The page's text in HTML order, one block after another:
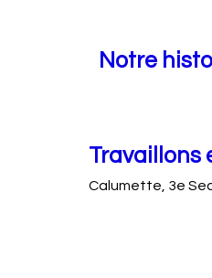
Notre
Travaillons
Calumette, 3e